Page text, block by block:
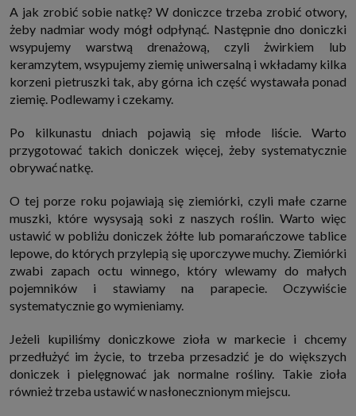
podstawą przetwarzania danych jest uzasadniony interes administratora,
do czasu zgłoszenia przez Ciebie skutecznego sprzeciwu.
Przekazywanie danych
Administratorzy danych mogą powierzać Twoje dane podwykonawcom IT,
księgowym, agencjom marketingowym etc. Zrobią to jedynie na
podstawie umowy o powierzenie przetwarzania danych zobowiązującej
taki podmiot do odpowiedniego zabezpieczenia danych i niekorzystania z
nich do własnych celów.
Na naszych stronach używamy znaczników internetowych takich jak pliki
np. cookie lub local storage do zbierania i przetwarzania danych
osobowych w celu personalizowania treści i reklam oraz analizowania
ruchu na stronach, aplikacjach i w Internecie. W ten sposób technologię tę
Partnerzy, którzy także chcą dopasowywać reklamy do Twoich preferencji.
Cookies to dane informatyczne zapisywane w plikach i przechowywane na
Twoim urządzeniu końcowym (tj. twój komputer, tablet, smartphone itp.),
które przeglądarka wysyła do serwera przy każdorazowym wejściu na
stronę z tego urządzenia, podczas gdy odwiedzasz strony w Internecie.
Szczegółową informację na temat plików cookie i ich funkcjonowania
znajdzieszpod tym linkiem. Pod tym linkiem znajdziesz także informację
o tym jak zmienić ustawienia przeglądarki, aby ograniczyć lub wyłączyć
funkcjonowanie plików cookies itp. oraz jak usunąć takie pliki z Twojego
urządzenia.
Przysługują Ci następujące uprawnienia wobec Twoich danych i ich
przetwarzania przez nas, inne podmioty z Grupy SAGIER i Zaufanych
Partnerów:
1. Jeśli udzieliłeś zgody na przetwarzanie danych możesz ją w każdej
chwili wycofać (cofnięcie zgody oczywiście nie uchyli zgodności z prawem
A jak zrobić sobie natkę? W doniczce trzeba zrobić otwory,
żeby nadmiar wody mógł odpłynąć. Następnie dno doniczki
wsypujemy warstwą drenażową, czyli żwirkiem lub
keramzytem, wsypujemy ziemię uniwersalną i wkładamy kilka
korzeni pietruszki tak, aby górna ich część wystawała ponad
ziemię. Podlewamy i czekamy.
Po kilkunastu dniach pojawią się młode liście. Warto
przygotować takich doniczek więcej, żeby systematycznie
obrywać natkę.
O tej porze roku pojawiają się ziemiórki, czyli małe czarne
muszki, które wysysają soki z naszych roślin. Warto więc
ustawić w pobliżu doniczek żółte lub pomarańczowe tablice
lepowe, do których przylepią się uporczywe muchy. Ziemiórki
zwabi zapach octu winnego, który wlewamy do małych
pojemników i stawiamy na parapecie. Oczywiście
systematycznie go wymieniamy.
Jeżeli kupiliśmy doniczkowe zioła w markecie i chcemy
przedłużyć im życie, to trzeba przesadzić je do większych
doniczek i pielęgnować jak normalne rośliny. Takie zioła
również trzeba ustawić w nasłonecznionym miejscu.